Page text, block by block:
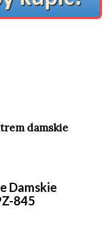
damskie
Damskie
845